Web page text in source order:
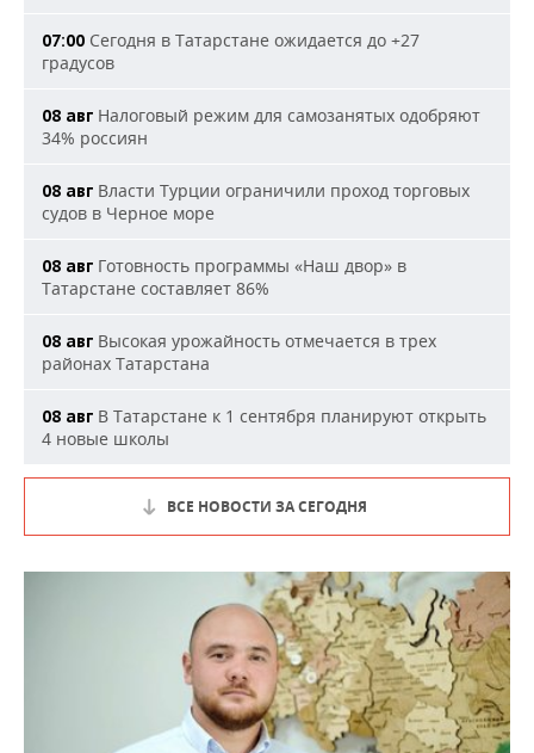
07:00 Сегодня в Татарстане ожидается до +27
градусов
08 авг Налоговый режим для самозанятых одобряют
34% россиян
08 авг Власти Турции ограничили проход торговых
судов в Черное море
08 авг Готовность программы «Наш двор» в
Татарстане составляет 86%
08 авг Высокая урожайность отмечается в трех
районах Татарстана
08 авг В Татарстане к 1 сентября планируют открыть
4 новые школы
ВСЕ НОВОСТИ ЗА СЕГОДНЯ